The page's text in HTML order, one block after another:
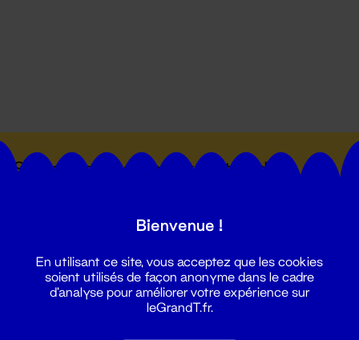
Suivez toutes les actualités du
Bienvenue !
En utilisant ce site, vous acceptez que les cookies
soient utilisés de façon anonyme dans le cadre
d'analyse pour améliorer votre expérience sur
leGrandT.fr.